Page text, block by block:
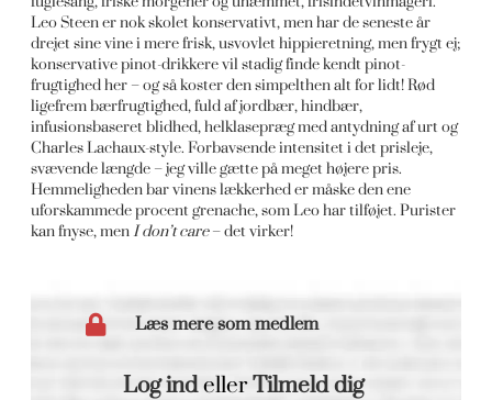
Leo Steen er nok skolet konservativt, men har de seneste år
drejet sine vine i mere frisk, usvovlet hippieretning, men frygt ej;
konservative pinot-drikkere vil stadig finde kendt pinot-
frugtighed her – og så koster den simpelthen alt for lidt! Rød
ligefrem bærfrugtighed, fuld af jordbær, hindbær,
infusionsbaseret blidhed, helklasepræg med antydning af urt og
Charles Lachaux-style. Forbavsende intensitet i det prisleje,
svævende længde – jeg ville gætte på meget højere pris.
Hemmeligheden bar vinens lækkerhed er måske den ene
uforskammede procent grenache, som Leo har tilføjet. Purister
kan fnyse, menI don’t care– det virker!
Læs mere som medlem
Log indellerTilmeld dig